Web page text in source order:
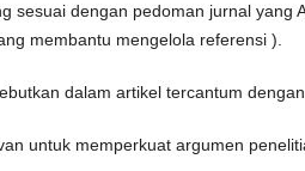
sesuai dengan pedoman jurnal yang
membantu mengelola referensi ).
dalam artikel tercantum
untuk memperkuat argumen